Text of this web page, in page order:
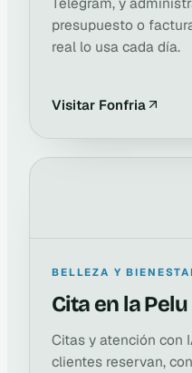
presupuesto o
real lo usa cada día.
Visitar Fonfria
BELLEZA Y
Cita en la Pelu
Citas y atención con
clientes reservan,